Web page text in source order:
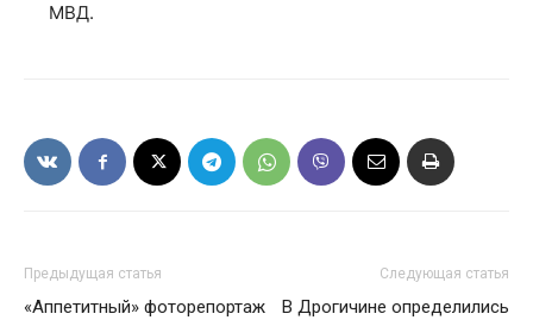
МВД.
Предыдущая статья
«Аппетитный» фоторепортаж
Следующая статья
В Дрогичине определились